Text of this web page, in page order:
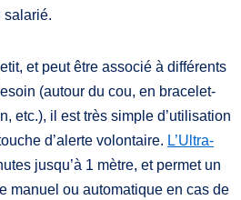
salarié.
et peut être associé à différents
(autour du cou, en bracelet-
etc.), il est très simple d’utilisation
d’alerte volontaire. L’Ultra-
jusqu’à 1 mètre, et permet un
manuel ou automatique en cas de